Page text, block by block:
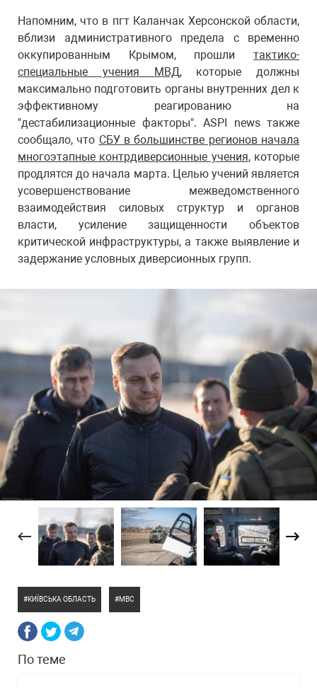
Напомним, что в пгт Каланчак Херсонской области,
вблизи административного предела с временно
оккупированным Крымом, прошли тактико-
специальные учения МВД, которые должны
максимально подготовить органы внутренних дел к
эффективному реагированию на
"дестабилизационные факторы". ASPI news также
сообщало, что СБУ в большинстве регионов начала
многоэтапные контрдиверсионные учения, которые
продлятся до начала марта. Целью учений является
усовершенствование межведомственного
взаимодействия силовых структур и органов
власти, усиление защищенности объектов
критической инфраструктуры, а также выявление и
задержание условных диверсионных групп.
КИЇВСЬКА ОБЛАСТЬ МВС
По теме